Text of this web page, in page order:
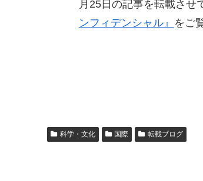
月25日の記事を転載させ
ンフィデンシャル』
をご
科学・文化 国際 転載ブログ